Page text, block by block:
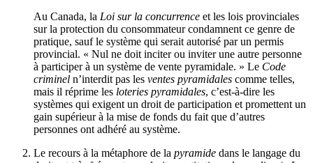
Au Canada, la Loi sur la concurrence et les lois provinciales
sur la protection du consommateur condamnent ce genre de
pratique, sauf le système qui serait autorisé par un permis
provincial. « Nul ne doit inciter ou inviter une autre personne
à participer à un système de vente pyramidale. » Le Code
criminel n’interdit pas les ventes pyramidales comme telles,
mais il réprime les loteries pyramidales, c’est-à-dire les
systèmes qui exigent un droit de participation et promettent un
gain supérieur à la mise de fonds du fait que d’autres
personnes ont adhéré au système.
Le recours à la métaphore de la pyramide dans le langage du